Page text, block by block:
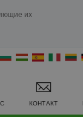
их
КОНТАКТ